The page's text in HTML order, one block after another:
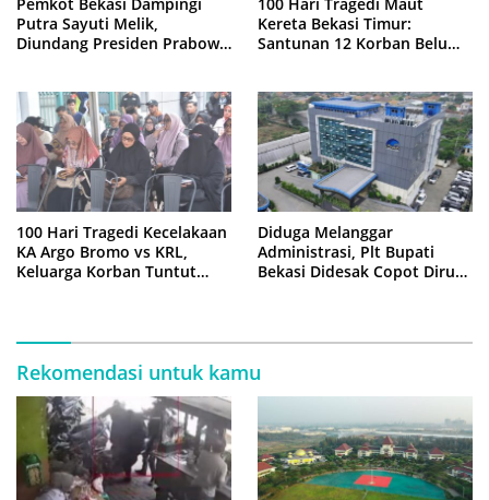
Putra Sayuti Melik,
Diundang Presiden Prabowo
Kereta Bekasi Timur:
Santunan 12 Korban Belum
100 Hari Tragedi Kecelakaan
KA Argo Bromo vs KRL,
Keluarga Korban Tuntut
Diduga Melanggar
Administrasi, Plt Bupati
Bekasi Didesak Copot Dirum
Rekomendasi untuk kamu